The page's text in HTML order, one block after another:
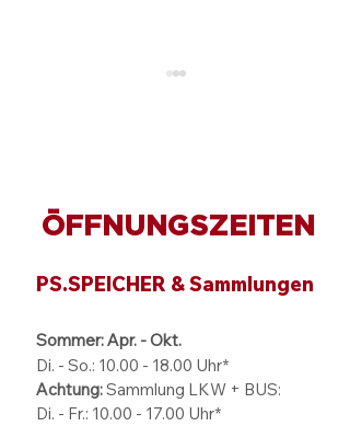
Mit dem Motorboot
Carsten Möhle nahm
eine ziemlich schräge
Expedition
ÖFFNUNGSZEITEN
PS.SPEICHER & Sammlungen
Sommer: Apr. - Okt.
Di. - So.: 10.00 - 18.00 Uhr*
Achtung:Sammlung LKW + BUS:
Di. - Fr.: 10.00 - 17.00 Uhr*